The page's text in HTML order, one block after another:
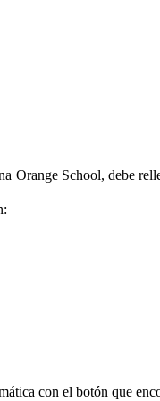
Orange School, debe
con el botón que